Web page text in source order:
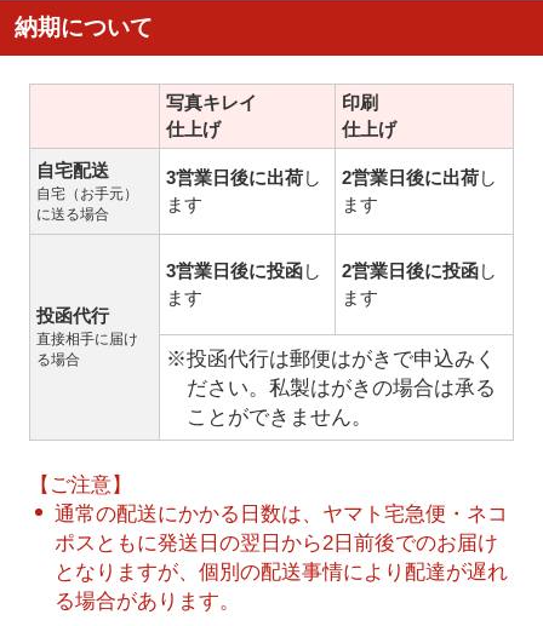
納期について
写真キレイ
仕上げ
印刷
仕上げ
自宅配送
自宅（お手元）
に送る場合
3営業日後に出荷し
ます
2営業日後に出荷し
ます
投函代行
直接相手に届け
る場合
3営業日後に投函し
ます
2営業日後に投函し
ます
※投函代行は郵便はがきで申込みく
ださい。私製はがきの場合は承る
ことができません。
【ご注意】
通常の配送にかかる日数は、ヤマト宅急便・ネコ
ポスともに発送日の翌日から2日前後でのお届け
となりますが、個別の配送事情により配達が遅れ
る場合があります。